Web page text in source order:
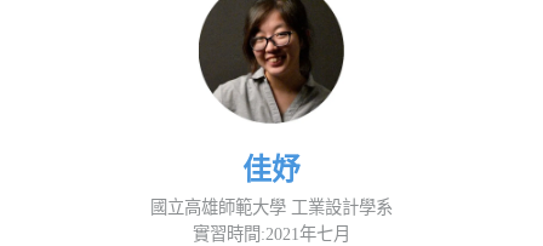
佳妤
國立高雄師範大學 工業設計學系
實習時間:2021年七月